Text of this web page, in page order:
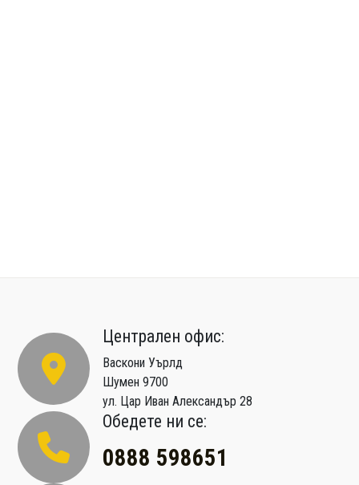
Централен офис:
Васкони Уърлд
Шумен 9700
ул. Цар Иван Александър 28
Обедете ни се:
0888 598651